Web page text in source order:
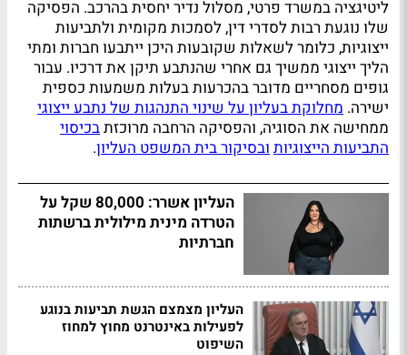
ליטיגציה במשרד פרטי, מסלול נדיר יחסית בהרכב. הפסיקה
שלו נוגעת רבות לסדרי דין, לסמכות מקומית ולתביעות
ייצוגיות, כלומר לשאלות שקובעות היכן ייתבעו חברות ומתי
הליך ייצוגי ממשיך גם אחרי שהנתבע תיקן את דרכיו. עבור
גופים מסחריים מדובר בהכרעות בעלות משמעות כספית
ישירה. מחלוקת בעליון על שינוי התנהגות של נתבע ייצוגי
ממחישה את הסוגיה, והפסיקה הרחבה מרוכזתבכיסוי
התביעות הייצוגיותובסיקור בית המשפט העליון.
העליון אשרר: 80,000 שקל על
הטרדה מינית מילולית ברשתות
חברתיות
העליון מצמצם הגשת תביעות בנוגע
לפעילות באינטרנט מחוץ למחוז
השיפוט